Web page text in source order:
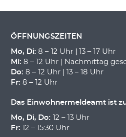
ÖFFNUNGSZEITEN
Mo, Di: 8 – 12 Uhr | 13 – 17 Uhr
Mi: 8 – 12 Uhr | Nachmittag
Do: 8 – 12 Uhr | 13 – 18 Uhr
Fr: 8 – 12 Uhr
Das Einwohnermeldeamt ist
Mo, Di, Do: 12 – 13 Uhr
Fr: 12 – 15:30 Uhr